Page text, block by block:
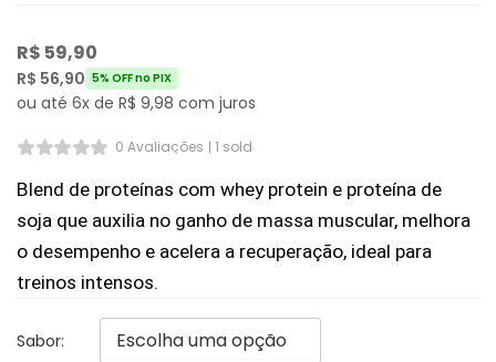
R$ 59,90
R$ 56,90 5% OFF no PIX
ou até 6x de R$ 9,98 com juros
0 Avaliações 1 sold
Blend de proteínas com whey protein e proteína de
soja que auxilia no ganho de massa muscular, melhora
o desempenho e acelera a recuperação, ideal para
treinos intensos.
Sabor: